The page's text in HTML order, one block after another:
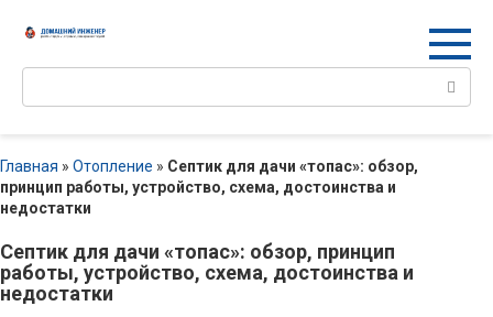
Поиск:
Главная » Отопление » Септик для дачи «топас»: обзор,
принцип работы, устройство, схема, достоинства и
недостатки
Септик для дачи «топас»: обзор, принцип
работы, устройство, схема, достоинства и
недостатки